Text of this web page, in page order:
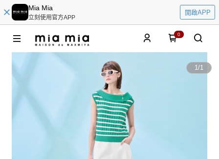
Mia Mia
立刻使用官方APP
開啟APP
0
1/1